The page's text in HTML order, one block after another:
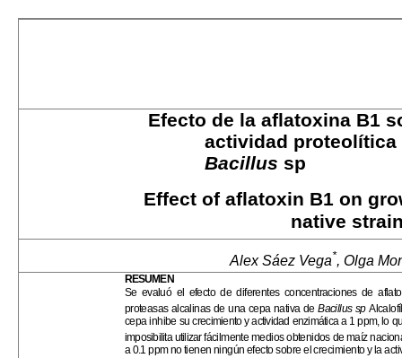
Efecto de la aflatoxina B1
actividad proteolítica
Bacillus sp
Effect of aflatoxin B1 on
native
Alex Sáez Vega*, Olga
RESUMEN
Se evaluó el efecto de diferentes concentraciones de
proteasas alcalinas de una cepa nativa deBacillus sp
cepa inhibe sucrecimiento y actividad enzimática a 1 ppm, lo
imposibilita utilizarfácilmente medios obtenidos de maíz
a 0.1 ppm no tienen ningún efecto sobre el crecimiento y la